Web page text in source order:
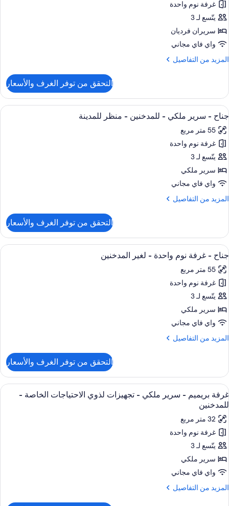
بحوض
استحمام
بنظام
دفع
المياه
غرفة
واسعة
-
سريران
فرديان
منفصلان
المدخنين
غرفة نوم واحدة
يتّسع لـ 3
سريران فرديان
واي فاي مجاني
المزيد من التفاصيل
المزيد
غرفة
واسعة
-
سريران
فرديان
منفصلان
لغير
المدخنين
التحقق من توفر الغرف والأسعار
استعراض
جميع
صور
جناح
-
سرير
ملكي
-
للمدخنين
للمدينة
ميني بار وخزنة داخل الغرفة ومكتب
11
جناح - سرير ملكي - للمدخنين - منظر للمدينة
55 متر مربع
غرفة نوم واحدة
يتّسع لـ 3
سرير ملكي
واي فاي مجاني
المزيد من التفاصيل
المزيد
جناح
سرير
ملكي
للمدخنين
منظر
للمدينة
التحقق من توفر الغرف والأسعار
استعراض
جميع
صور
جناح
-
غرفة
نوم
واحدة
-
ميني بار وخزنة داخل الغرفة ومكتب
10
جناح - غرفة نوم واحدة - لغير المدخنين
55 متر مربع
غرفة نوم واحدة
يتّسع لـ 3
سرير ملكي
واي فاي مجاني
المزيد من التفاصيل
المزيد
جناح
غرفة
نوم
واحدة
لغير
المدخنين
التحقق من توفر الغرف والأسعار
استعراض
جميع
صور
غرفة
بريميم
-
سرير
ملكي
-
تجهيزات
ميني بار وخزنة داخل الغرفة ومكتب
9
غرفة بريميم - سرير ملكي - تجهيزات لذوي الاحتياجات الخاصة -
للمدخنين
32 متر مربع
غرفة نوم واحدة
يتّسع لـ 3
سرير ملكي
واي فاي مجاني
المزيد من التفاصيل
المزيد